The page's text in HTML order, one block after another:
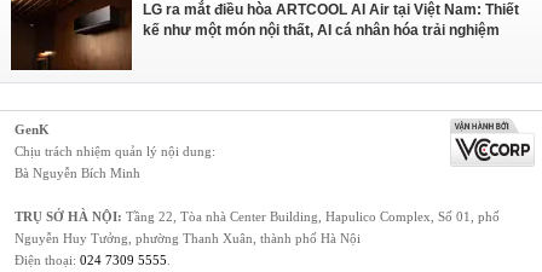
LG ra mắt điều hòa ARTCOOL AI Air tại Việt Nam: Thiết
kế như một món nội thất, AI cá nhân hóa trải nghiệm
GenK
Chịu trách nhiệm quản lý nội dung:
Bà Nguyễn Bích Minh
TRỤ SỞ HÀ NỘI: Tầng 22, Tòa nhà Center Building, Hapulico Complex, Số 01, phố
Nguyễn Huy Tưởng, phường Thanh Xuân, thành phố Hà Nội
Điện thoại: 024 7309 5555